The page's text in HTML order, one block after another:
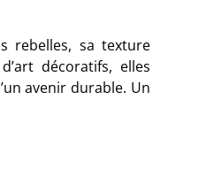
rebelles, sa texture
décoratifs, elles
avenir durable. Un